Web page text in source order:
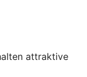
attraktive